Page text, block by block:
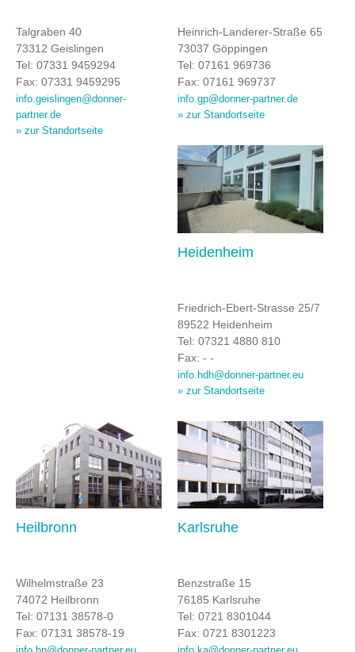
Talgraben 40
73312 Geislingen
Tel: 07331 9459294
Fax: 07331 9459295
info.geislingen@donner-
partner.de
» zur Standortseite
Heinrich-Landerer-Straße 65
73037 Göppingen
Tel: 07161 969736
Fax: 07161 969737
info.gp@donner-partner.de
» zur Standortseite
Heidenheim
Friedrich-Ebert-Strasse 25/7
89522 Heidenheim
Tel: 07321 4880 810
Fax: - -
info.hdh@donner-partner.eu
» zur Standortseite
Heilbronn
Wilhelmstraße 23
74072 Heilbronn
Tel: 07131 38578-0
Fax: 07131 38578-19
Karlsruhe
Benzstraße 15
76185 Karlsruhe
Tel: 0721 8301044
Fax: 0721 8301223